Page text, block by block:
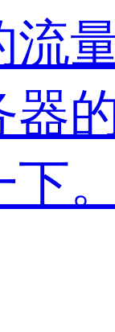
流
器
下